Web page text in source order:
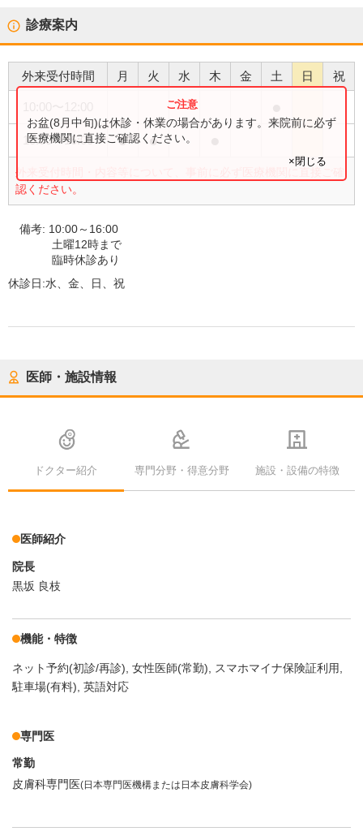
診療案内
外来受付時間 月 火 水 木 金 土 日 祝
10:00〜16:00 ● ●
外来受付時間・内容等について、事前に必ず医療機関に直接ご確
認ください。
お盆(8月中旬)は休診・休業の場合があります。来院前に必ず
医療機関に直接ご確認ください。
×閉じる
備考: 10:00～16:00
土曜12時まで
臨時休診あり
休診日:水、金、日、祝
医師・施設情報
ドクター紹介 専門分野・得意分野 施設・設備の特徴
医師紹介
院長
黒坂 良枝
機能・特徴
ネット予約(初診/再診) 女性医師(常勤)
スマホマイナ保険証利用
駐車場(有料) 英語対応
専門医
常勤
皮膚科専門医(日本専門医機構または日本皮膚科学会)